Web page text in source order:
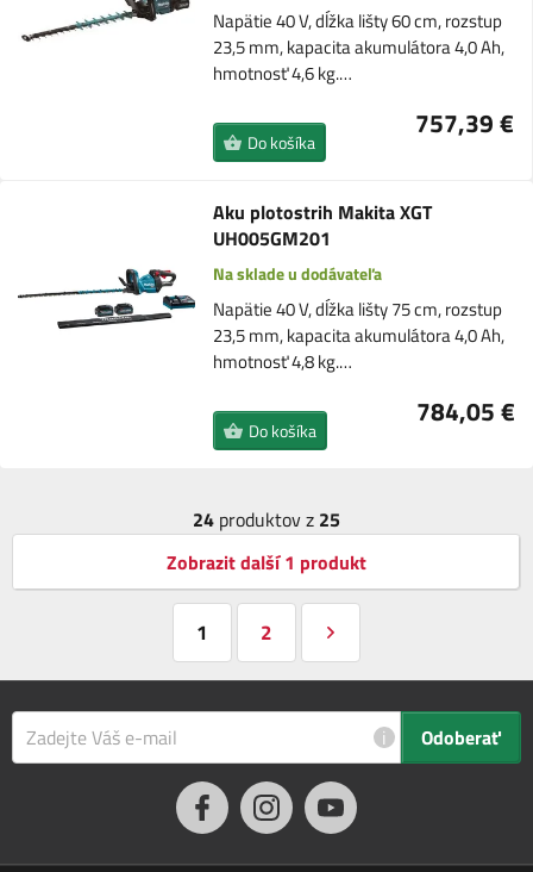
Napätie 40 V, dĺžka lišty 60 cm, rozstup
23,5 mm, kapacita akumulátora 4,0 Ah,
hmotnosť 4,6 kg.…
757,39 €
Do košíka
Aku plotostrih Makita XGT
UH005GM201
Na sklade u dodávateľa
Napätie 40 V, dĺžka lišty 75 cm, rozstup
23,5 mm, kapacita akumulátora 4,0 Ah,
hmotnosť 4,8 kg.…
784,05 €
Do košíka
24 produktov z 25
Zobrazit další 1 produkt
1 2
i Odoberať